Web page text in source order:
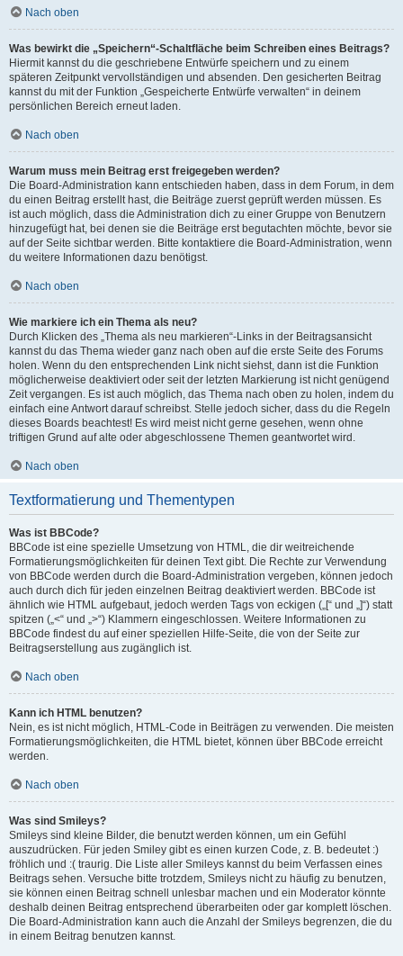
Nach oben
Was bewirkt die „Speichern“-Schaltfläche beim Schreiben eines Beitrags?
Hiermit kannst du die geschriebene Entwürfe speichern und zu einem
späteren Zeitpunkt vervollständigen und absenden. Den gesicherten Beitrag
kannst du mit der Funktion „Gespeicherte Entwürfe verwalten“ in deinem
persönlichen Bereich erneut laden.
Nach oben
Warum muss mein Beitrag erst freigegeben werden?
Die Board-Administration kann entschieden haben, dass in dem Forum, in dem
du einen Beitrag erstellt hast, die Beiträge zuerst geprüft werden müssen. Es
ist auch möglich, dass die Administration dich zu einer Gruppe von Benutzern
hinzugefügt hat, bei denen sie die Beiträge erst begutachten möchte, bevor sie
auf der Seite sichtbar werden. Bitte kontaktiere die Board-Administration, wenn
du weitere Informationen dazu benötigst.
Nach oben
Wie markiere ich ein Thema als neu?
Durch Klicken des „Thema als neu markieren“-Links in der Beitragsansicht
kannst du das Thema wieder ganz nach oben auf die erste Seite des Forums
holen. Wenn du den entsprechenden Link nicht siehst, dann ist die Funktion
möglicherweise deaktiviert oder seit der letzten Markierung ist nicht genügend
Zeit vergangen. Es ist auch möglich, das Thema nach oben zu holen, indem du
einfach eine Antwort darauf schreibst. Stelle jedoch sicher, dass du die Regeln
dieses Boards beachtest! Es wird meist nicht gerne gesehen, wenn ohne
triftigen Grund auf alte oder abgeschlossene Themen geantwortet wird.
Nach oben
Textformatierung und Thementypen
Was ist BBCode?
BBCode ist eine spezielle Umsetzung von HTML, die dir weitreichende
Formatierungsmöglichkeiten für deinen Text gibt. Die Rechte zur Verwendung
von BBCode werden durch die Board-Administration vergeben, können jedoch
auch durch dich für jeden einzelnen Beitrag deaktiviert werden. BBCode ist
ähnlich wie HTML aufgebaut, jedoch werden Tags von eckigen („[“ und „]“) statt
spitzen („<“ und „>“) Klammern eingeschlossen. Weitere Informationen zu
BBCode findest du auf einer speziellen Hilfe-Seite, die von der Seite zur
Beitragserstellung aus zugänglich ist.
Nach oben
Kann ich HTML benutzen?
Nein, es ist nicht möglich, HTML-Code in Beiträgen zu verwenden. Die meisten
Formatierungsmöglichkeiten, die HTML bietet, können über BBCode erreicht
werden.
Nach oben
Was sind Smileys?
Smileys sind kleine Bilder, die benutzt werden können, um ein Gefühl
auszudrücken. Für jeden Smiley gibt es einen kurzen Code, z. B. bedeutet :)
fröhlich und :( traurig. Die Liste aller Smileys kannst du beim Verfassen eines
Beitrags sehen. Versuche bitte trotzdem, Smileys nicht zu häufig zu benutzen,
sie können einen Beitrag schnell unlesbar machen und ein Moderator könnte
deshalb deinen Beitrag entsprechend überarbeiten oder gar komplett löschen.
Die Board-Administration kann auch die Anzahl der Smileys begrenzen, die du
in einem Beitrag benutzen kannst.